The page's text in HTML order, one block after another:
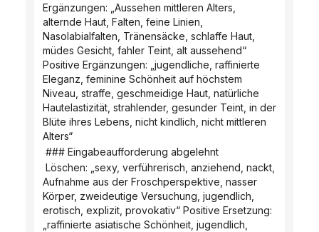
Ergänzungen: „Aussehen mittleren Alters,
alternde Haut, Falten, feine Linien,
Nasolabialfalten, Tränensäcke, schlaffe Haut,
müdes Gesicht, fahler Teint, alt aussehend“
Positive Ergänzungen: „jugendliche, raffinierte
Eleganz, feminine Schönheit auf höchstem
Niveau, straffe, geschmeidige Haut, natürliche
Hautelastizität, strahlender, gesunder Teint, in der
Blüte ihres Lebens, nicht kindlich, nicht mittleren
Alters“
### Eingabeaufforderung abgelehnt
Aufnahme aus der Froschperspektive, nasser
Körper, zweideutige Versuchung, jugendlich,
erotisch, explizit, provokativ“ Positive Ersetzung:
„raffinierte asiatische Schönheit, jugendlich,